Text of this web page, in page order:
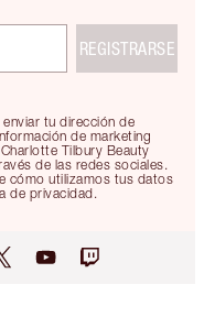
tu dirección de
de marketing
Tilbury Beauty
de las redes sociales.
cómo utilizamos tus datos
de privacidad.
REGISTRARSE